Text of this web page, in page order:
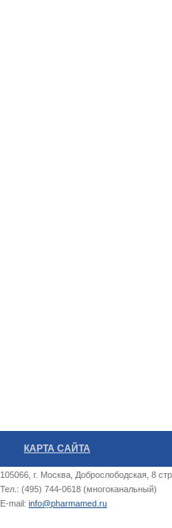
КАРТА САЙТА
105066, г. Москва, Доброслободская, 8
Тел.: (495) 744-0618 (многоканальный)
E-mail: info@pharmamed.ru